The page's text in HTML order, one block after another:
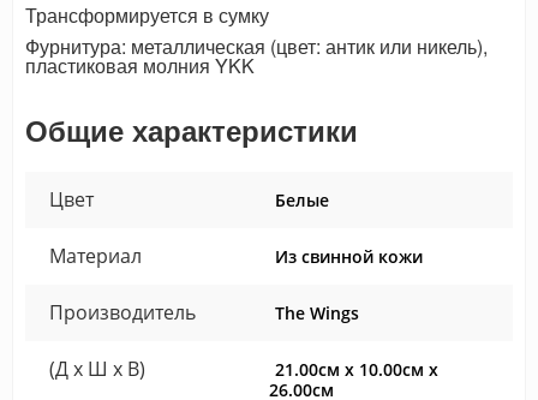
Трансформируется в сумку
Фурнитура: металлическая (цвет: антик или никель),
пластиковая молния YKK
Общие характеристики
Цвет Белые
Материал Из свинной кожи
Производитель The Wings
(Д x Ш x В)
21.00см x 10.00см x
26.00см